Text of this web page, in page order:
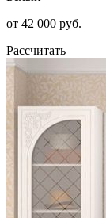
от 42 000 руб.
Рассчитать